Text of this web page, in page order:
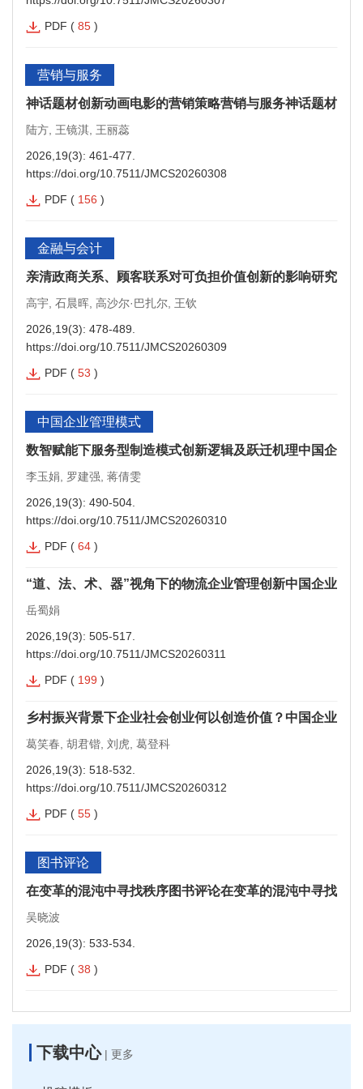
PDF ( 85 )
营销与服务
神话题材创新动画电影的营销策略营销与服务神话题材
陆方, 王镜淇, 王丽蕊
2026,19(3): 461-477.
https://doi.org/10.7511/JMCS20260308
PDF ( 156 )
金融与会计
亲清政商关系、顾客联系对可负担价值创新的影响研究
高宇, 石晨晖, 高沙尔·巴扎尔, 王钦
2026,19(3): 478-489.
https://doi.org/10.7511/JMCS20260309
PDF ( 53 )
中国企业管理模式
数智赋能下服务型制造模式创新逻辑及跃迁机理中国企
李玉娟, 罗建强, 蒋倩雯
2026,19(3): 490-504.
https://doi.org/10.7511/JMCS20260310
PDF ( 64 )
“道、法、术、器”视角下的物流企业管理创新中国企业
岳蜀娟
2026,19(3): 505-517.
https://doi.org/10.7511/JMCS20260311
PDF ( 199 )
乡村振兴背景下企业社会创业何以创造价值？中国企业
葛笑春, 胡君锴, 刘虎, 葛登科
2026,19(3): 518-532.
https://doi.org/10.7511/JMCS20260312
PDF ( 55 )
图书评论
在变革的混沌中寻找秩序图书评论在变革的混沌中寻找
吴晓波
2026,19(3): 533-534.
PDF ( 38 )
下载中心| 更多